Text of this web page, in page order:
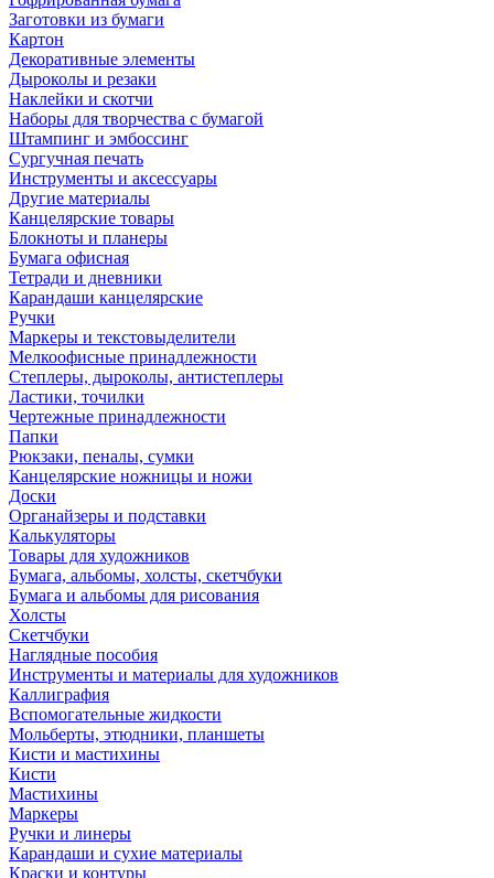
Заготовки из бумаги
Картон
Декоративные элементы
Дыроколы и резаки
Наклейки и скотчи
Наборы для творчества с бумагой
Штампинг и эмбоссинг
Сургучная печать
Инструменты и аксессуары
Другие материалы
Канцелярские товары
Блокноты и планеры
Бумага офисная
Тетради и дневники
Карандаши канцелярские
Ручки
Маркеры и текстовыделители
Мелкоофисные принадлежности
Степлеры, дыроколы, антистеплеры
Ластики, точилки
Чертежные принадлежности
Папки
Рюкзаки, пеналы, сумки
Канцелярские ножницы и ножи
Доски
Органайзеры и подставки
Калькуляторы
Товары для художников
Бумага, альбомы, холсты, скетчбуки
Бумага и альбомы для рисования
Холсты
Скетчбуки
Наглядные пособия
Инструменты и материалы для художников
Каллиграфия
Вспомогательные жидкости
Мольберты, этюдники, планшеты
Кисти и мастихины
Кисти
Мастихины
Маркеры
Ручки и линеры
Карандаши и сухие материалы
Краски и контуры